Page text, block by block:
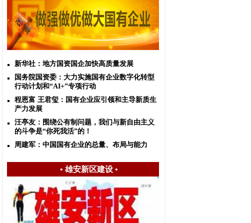
新华社：地方国资国企加快高质量发展
国务院国资委：大力实施国有企业数字化转型
行动计划和“AI+”专项行动
程恩富 王君玺：国有企业应引领和主导新质生
产力发展
汪亭友：围绕公有制问题，我们与新自由主义
的斗争是“你死我活”的！
周建军：中国国有企业的总量、布局与能力
• 雄安新区建设•